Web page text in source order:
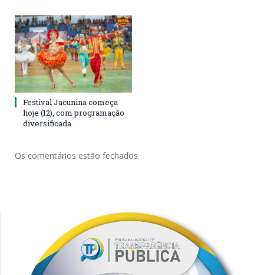
Festival Jacunina começa
hoje (12), com programação
diversificada
Os comentários estão fechados.